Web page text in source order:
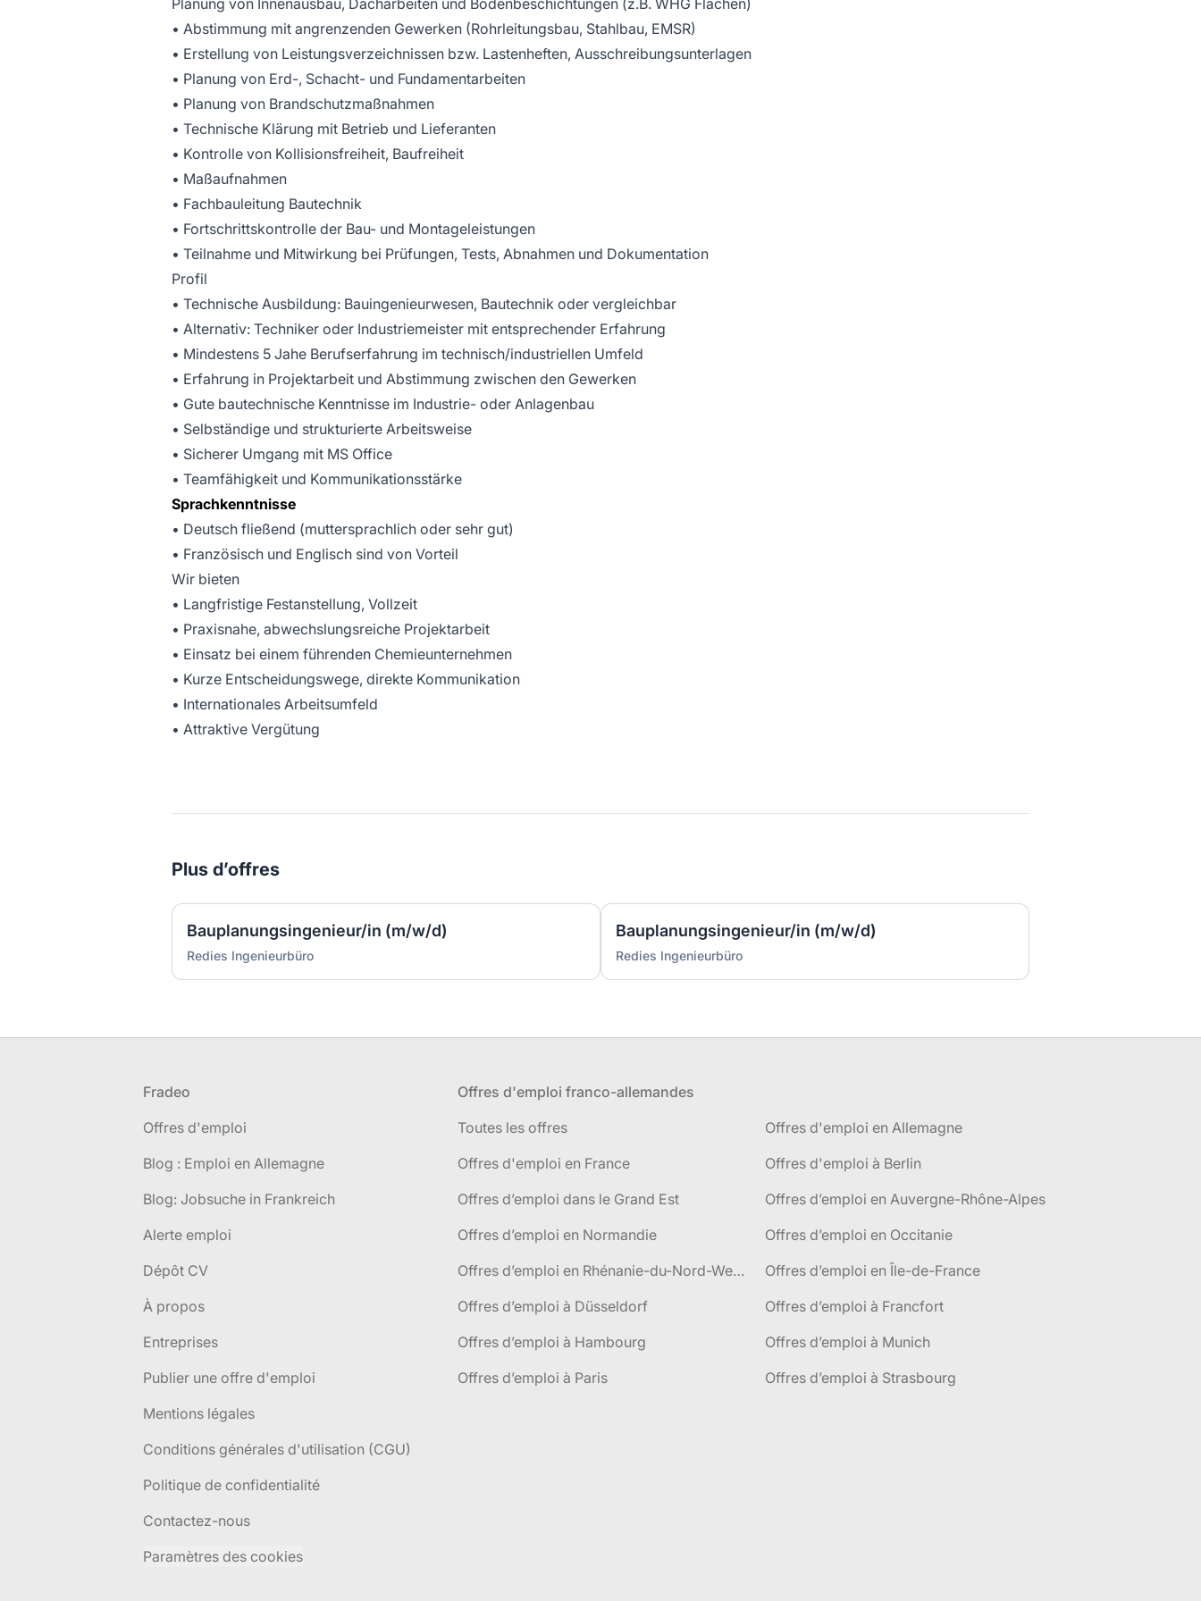
Planung von Innenausbau, Dacharbeiten und Bodenbeschichtungen (z.B. WHG Flächen)
• Abstimmung mit angrenzenden Gewerken (Rohrleitungsbau, Stahlbau, EMSR)
• Erstellung von Leistungsverzeichnissen bzw. Lastenheften, Ausschreibungsunterlagen
• Planung von Erd-, Schacht- und Fundamentarbeiten
• Planung von Brandschutzmaßnahmen
• Technische Klärung mit Betrieb und Lieferanten
• Kontrolle von Kollisionsfreiheit, Baufreiheit
• Maßaufnahmen
• Fachbauleitung Bautechnik
• Fortschrittskontrolle der Bau- und Montageleistungen
• Teilnahme und Mitwirkung bei Prüfungen, Tests, Abnahmen und Dokumentation
Profil
• Technische Ausbildung: Bauingenieurwesen, Bautechnik oder vergleichbar
• Alternativ: Techniker oder Industriemeister mit entsprechender Erfahrung
• Mindestens 5 Jahe Berufserfahrung im technisch/industriellen Umfeld
• Erfahrung in Projektarbeit und Abstimmung zwischen den Gewerken
• Gute bautechnische Kenntnisse im Industrie- oder Anlagenbau
• Selbständige und strukturierte Arbeitsweise
• Sicherer Umgang mit MS Office
• Teamfähigkeit und Kommunikationsstärke
Sprachkenntnisse
• Deutsch fließend (muttersprachlich oder sehr gut)
• Französisch und Englisch sind von Vorteil
Wir bieten
• Langfristige Festanstellung, Vollzeit
• Praxisnahe, abwechslungsreiche Projektarbeit
• Einsatz bei einem führenden Chemieunternehmen
• Kurze Entscheidungswege, direkte Kommunikation
• Internationales Arbeitsumfeld
• Attraktive Vergütung
Plus d’offres
Bauplanungsingenieur/in (m/w/d)
Redies Ingenieurbüro
Bauplanungsingenieur/in (m/w/d)
Redies Ingenieurbüro
Fradeo
Offres d'emploi
Blog : Emploi en Allemagne
Blog: Jobsuche in Frankreich
Alerte emploi
Dépôt CV
À propos
Entreprises
Publier une offre d'emploi
Mentions légales
Conditions générales d'utilisation (CGU)
Politique de confidentialité
Contactez-nous
Paramètres des cookies
Offres d'emploi franco-allemandes
Toutes les offres
Offres d'emploi en Allemagne
Offres d'emploi en France
Offres d'emploi à Berlin
Offres d’emploi dans le Grand Est
Offres d’emploi en Auvergne-Rhône-Alpes
Offres d’emploi en Normandie
Offres d’emploi en Occitanie
Offres d’emploi en Rhénanie-du-Nord-Westphalie
Offres d’emploi en Île-de-France
Offres d’emploi à Düsseldorf
Offres d’emploi à Francfort
Offres d’emploi à Hambourg
Offres d’emploi à Munich
Offres d’emploi à Paris
Offres d’emploi à Strasbourg